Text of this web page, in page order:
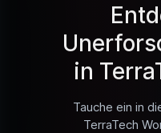
in
Tauche ein in
TerraTech